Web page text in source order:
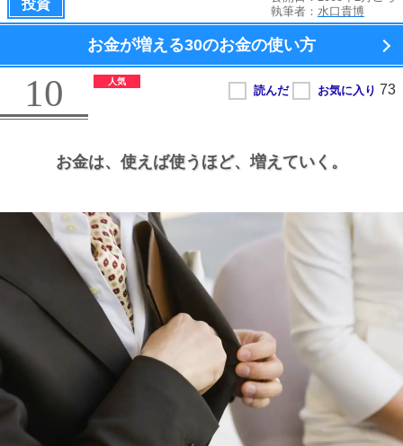
投資
執筆者： 水口貴博
お金が増える30のお金の使い方
10
お金は、 使えば使うほど、 増えていく。